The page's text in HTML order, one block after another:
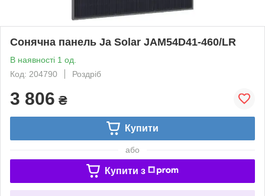
Сонячна панель Ja Solar JAM54D41-460/LR
В наявності 1 од.
Код: 204790
Роздріб
3 806 ₴
Купити
або
Купити з